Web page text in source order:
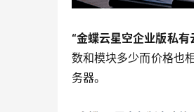
“金蝶云星空企业版私
数和模块多少而价格也
务器。